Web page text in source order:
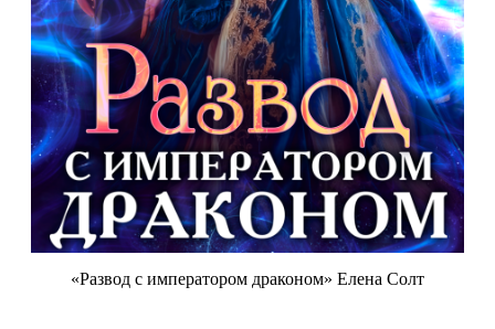
«Развод с императором драконом» Елена Солт